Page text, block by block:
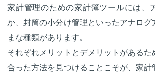
家計管理のための家計簿ツールには、
か、封筒の小分け管理といったアナログ
まな種類があります。
それぞれメリットとデメリットがあるた
合った方法を見つけることこそが、家計